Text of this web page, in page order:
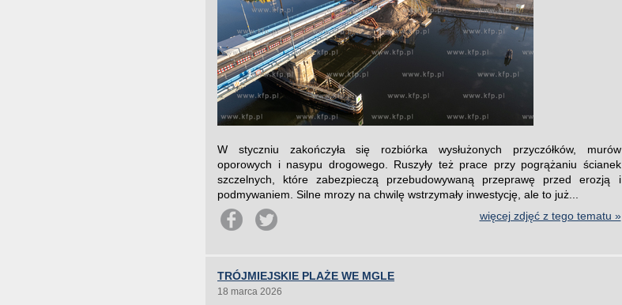
W styczniu zakończyła się rozbiórka wysłużonych przyczółków, murów
oporowych i nasypu drogowego. Ruszyły też prace przy pogrążaniu ścianek
szczelnych, które zabezpieczą przebudowywaną przeprawę przed erozją i
podmywaniem. Silne mrozy na chwilę wstrzymały inwestycję, ale to już...
więcej zdjęć z tego tematu »
TRÓJMIEJSKIE PLAŻE WE MGLE
18 marca 2026